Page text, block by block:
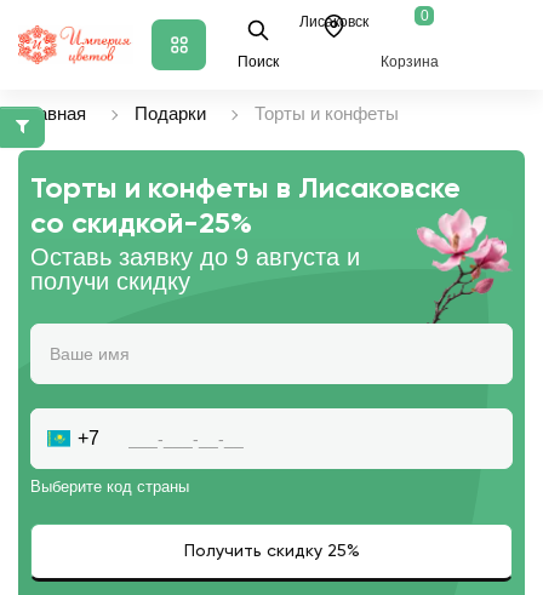
Поиск
Лисаковск 0
Корзина
Главная Подарки Торты и конфеты
Торты и конфеты в Лисаковске
со скидкой-25%
Оставь заявку до 9 августа и
получи скидку
+7
Выберите код страны